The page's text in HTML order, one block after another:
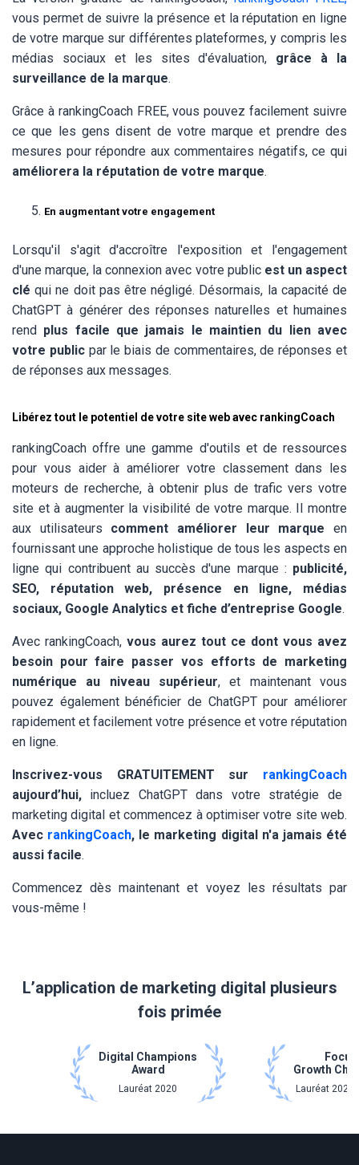
vous permet de suivre la présence et la réputation en ligne
de votre marque sur différentes plateformes, y compris les
médias sociaux et les sites d'évaluation, grâce à la
surveillance de la marque.
Grâce à rankingCoach FREE, vous pouvez facilement suivre
ce que les gens disent de votre marque et prendre des
mesures pour répondre aux commentaires négatifs, ce qui
améliorera la réputation de votre marque.
En augmentant votre engagement
Lorsqu'il s'agit d'accroître l'exposition et l'engagement
d'une marque, la connexion avec votre public est un aspect
cléqui ne doit pas être négligé. Désormais, la capacité de
ChatGPT à générer des réponses naturelles et humaines
rend plus facile que jamais le maintien du lien avec
votre publicpar le biais de commentaires, de réponses et
de réponses aux messages.
Libérez tout le potentiel de votre site web avec rankingCoach
rankingCoach offre une gamme d'outils et de ressources
pour vous aider à améliorer votre classement dans les
moteurs de recherche, à obtenir plus de trafic vers votre
site et à augmenter la visibilité de votre marque. Il montre
aux utilisateurs comment améliorer leur marque en
fournissant une approche holistique de tous les aspects en
ligne qui contribuent au succès d'une marque : publicité,
SEO, réputation web, présence en ligne, médias
sociaux, Google Analytics et fiche d’entreprise Google.
Avec rankingCoach, vous aurez tout ce dont vous avez
besoin pour faire passer vos efforts de marketing
numérique au niveau supérieur, et maintenant vous
pouvez également bénéficier de ChatGPT pour améliorer
rapidement et facilement votre présence et votre réputation
en ligne.
Inscrivez-vous GRATUITEMENT sur rankingCoach
aujourd’hui, incluez ChatGPT dans votre stratégie de
marketing digital et commencez à optimiser votre site web.
Avec rankingCoach, le marketing digital n'a jamais été
aussi facile.
Commencez dès maintenant et voyez les résultats par
vous-même !
L’application de marketing digital plusieurs
fois primée
Digital Champions
Award
Lauréat 2020
Focus
Growth
Lauréat 2021